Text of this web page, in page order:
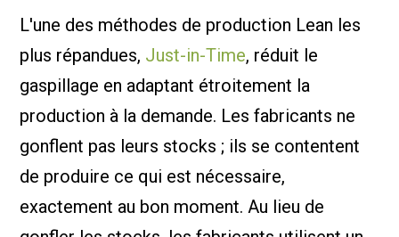
L'une des méthodes de production Lean les
plus répandues, Just-in-Time, réduit le
gaspillage en adaptant étroitement la
production à la demande. Les fabricants ne
gonflent pas leurs stocks ; ils se contentent
de produire ce qui est nécessaire,
exactement au bon moment. Au lieu de